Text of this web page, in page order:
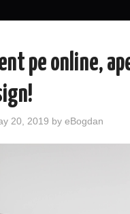
pe online,
20, 2019 by eBogdan